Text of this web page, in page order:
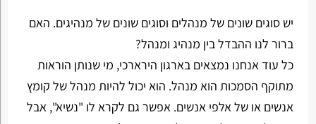
יש סוגים שונים של מנהלים וסוגים שונים של מנהיגים. האם
ברור לנו ההבדל בין מנהיג ומנהל?
כל עוד אנחנו נמצאים בארגון הירארכי, מי שנותן הוראות
מתוקף הסמכות הוא מנהל. הוא יכול להיות מנהל של קומץ
אנשים או של אלפי אנשים. אפשר גם לקרא לו "נשיא", אבל